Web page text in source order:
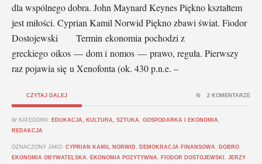
dla wspólnego dobra. John Maynard Keynes Piękno kształtem
jest miłości. Cyprian Kamil Norwid Piękno zbawi świat. Fiodor
Dostojewski Termin ekonomia pochodzi z
greckiego oikos — dom i nomos — prawo, reguła. Pierwszy
raz pojawia się u Xenofonta (ok. 430 p.n.e. –
CZYTAJ DALEJ
W KATEGORII: EDUKACJA, KULTURA, SZTUKA GOSPODARKA I EKONOMIA
REDAKCJA
OZNACZONY JAKO: CYPRIAN KAMIL NORWID DEMOKRACJA FINANSOWA DOBRO
EKONOMIA OBYWATELSKA
EKONOMIA POZYTYWNA FIODOR DOSTOJEWSKI
JERZY
2 KOMENTARZE